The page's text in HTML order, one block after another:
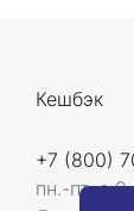
Кешбэк
+7 (800)
пн.-пт. с 9